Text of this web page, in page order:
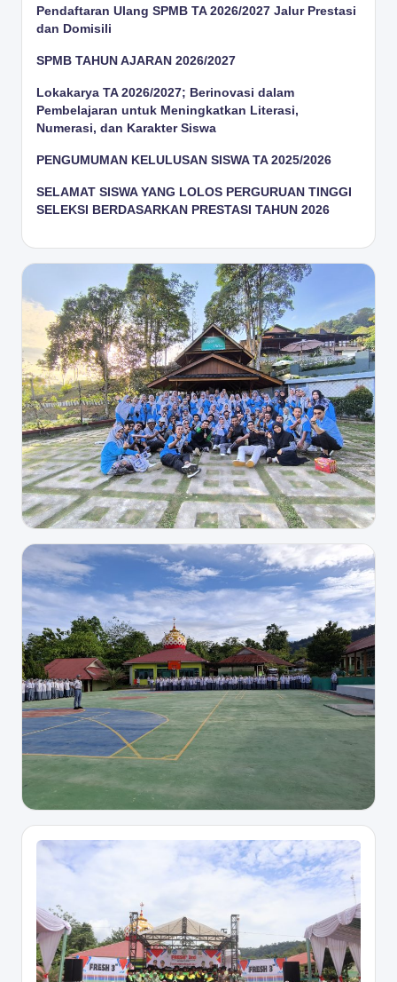
Pendaftaran Ulang SPMB TA 2026/2027 Jalur Prestasi
dan Domisili
SPMB TAHUN AJARAN 2026/2027
Lokakarya TA 2026/2027; Berinovasi dalam
Pembelajaran untuk Meningkatkan Literasi,
Numerasi, dan Karakter Siswa
PENGUMUMAN KELULUSAN SISWA TA 2025/2026
SELAMAT SISWA YANG LOLOS PERGURUAN TINGGI
SELEKSI BERDASARKAN PRESTASI TAHUN 2026